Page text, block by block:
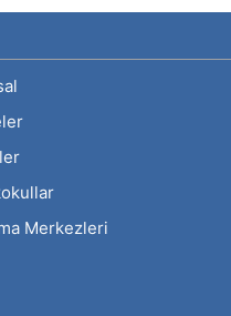
Merkezleri